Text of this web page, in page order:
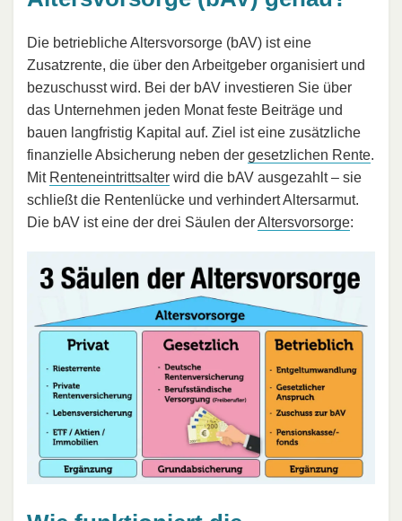
Die betriebliche Altersvorsorge (bAV) ist eine
Zusatzrente, die über den Arbeitgeber organisiert und
bezuschusst wird. Bei der bAV investieren Sie über
das Unternehmen jeden Monat feste Beiträge und
bauen langfristig Kapital auf. Ziel ist eine zusätzliche
finanzielle Absicherung neben der gesetzlichen Rente.
Mit Renteneintrittsalter wird die bAV ausgezahlt – sie
schließt die Rentenlücke und verhindert Altersarmut.
Die bAV ist eine der drei Säulen derAltersvorsorge: